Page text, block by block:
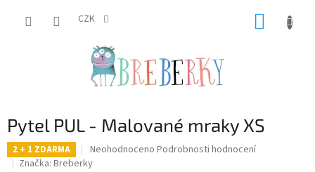
CZK
Pytel PUL - Malované mraky XS
2 + 1 ZDARMA
Průměrné
hodnocení
Neohodnoceno Podrobnosti hodnocení
Značka: Breberky